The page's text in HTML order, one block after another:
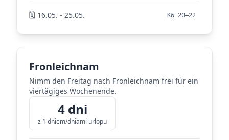
🗓️ 16.05. - 25.05. KW 20–22
Fronleichnam
Nimm den Freitag nach Fronleichnam frei für ein
viertägiges Wochenende.
4 dni
z 1 dniem/dniami urlopu